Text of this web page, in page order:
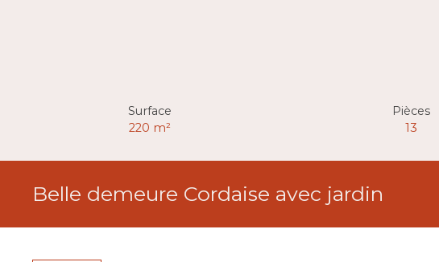
Surface
220 m²
Pièces
13
Belle demeure Cordaise avec jardin